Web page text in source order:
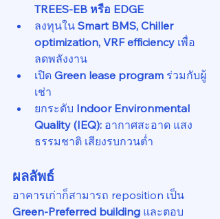
TREES-EB หรือ EDGE
ลงทุนใน Smart BMS, Chiller
optimization, VRF efficiency เพื่อ
ลดพลังงาน
เปิด Green lease program ร่วมกับผู้
เช่า
ยกระดับ Indoor Environmental
Quality (IEQ): อากาศสะอาด แสง
ธรรมชาติ เสียงรบกวนต่ำ
ผลลัพธ์
อาคารเก่าก็สามารถ reposition เป็น
Green-Preferred building และตอบ